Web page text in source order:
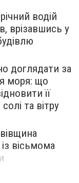
водій
врізавшись у
доглядати за
моря: що
її
та вітру
вісьмома